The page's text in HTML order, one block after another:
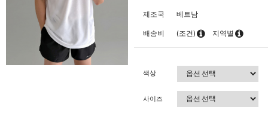
제조국 베트남
배송비 (조건) 지역별
색상
사이즈